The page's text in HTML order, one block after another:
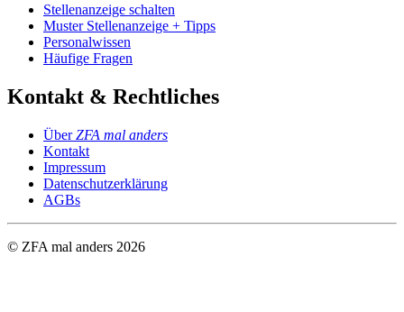
Stellenanzeige schalten
Muster Stellenanzeige + Tipps
Personalwissen
Häufige Fragen
Kontakt & Rechtliches
ÜberZFA mal anders
Kontakt
Impressum
Datenschutzerklärung
AGBs
© ZFA mal anders 2026